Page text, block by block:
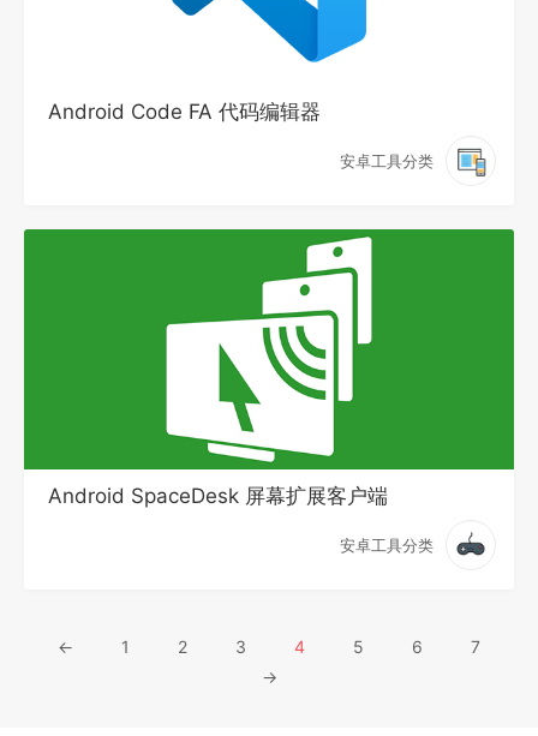
Android Code FA 代码编辑器
安卓工具分类
Android SpaceDesk 屏幕扩展客户端
安卓工具分类
← 1 2 3 4 5 6
7
→